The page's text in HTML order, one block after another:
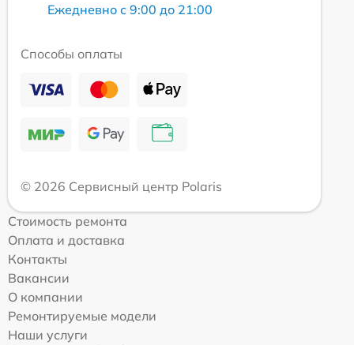
Ежедневно с 9:00 до 21:00
Способы оплаты
© 2026 Сервисный центр Polaris
Стоимость ремонта
Оплата и доставка
Контакты
Вакансии
О компании
Ремонтируемые модели
Наши услуги